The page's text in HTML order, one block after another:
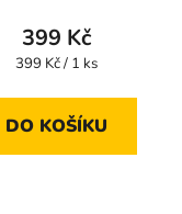
399 Kč
Měrná
399 Kč / 1 ks
DO KOŠÍKU